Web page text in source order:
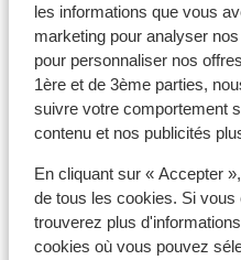
les informations que vous
marketing pour analyser
pour personnaliser nos
1ère et de 3ème parties,
suivre votre comportement
contenu et nos publicités
En cliquant sur « Accepter
de tous les cookies. Si
trouverez plus
cookies où vous pouvez
* Dans certaines villes, il
autocollant
périphérique parisien, il
autocollant
air.gouv.fr/fr/. Si vous ne
vignette, la police
munir du formulaire de